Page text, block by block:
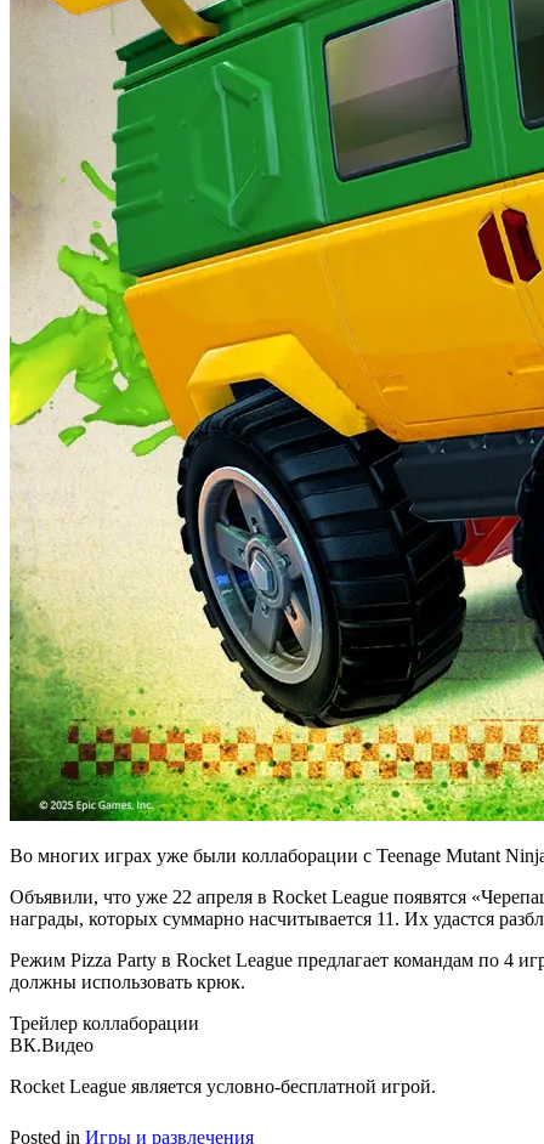
Во многих играх уже были коллаборации с Teenage Mutant
Объявили, что уже 22 апреля в Rocket League появятся
награды, которых суммарно насчитывается 11. Их удастся
Режим Pizza Party в Rocket League предлагает командам по 4
должны использовать крюк.
Трейлер коллаборации
ВК.Видео
Rocket League является условно-бесплатной игрой.
Posted in Игры и развлечения